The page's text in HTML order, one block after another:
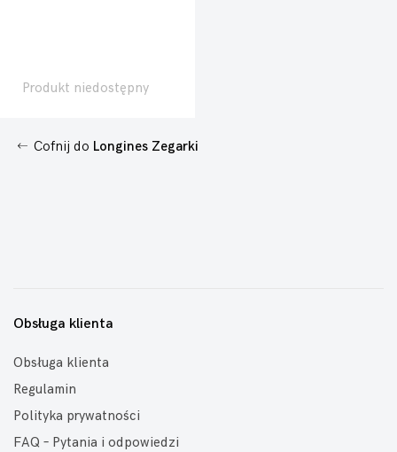
Produkt niedostępny
Cofnij do Longines Zegarki
Obsługa klienta
Obsługa klienta
Regulamin
Polityka prywatności
FAQ – Pytania i odpowiedzi